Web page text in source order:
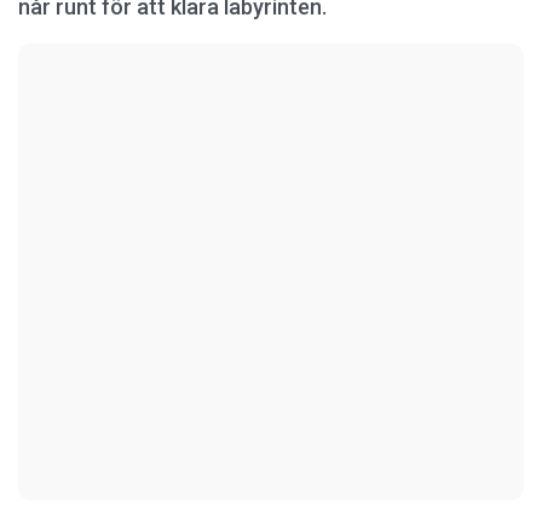
når runt för att klara labyrinten.